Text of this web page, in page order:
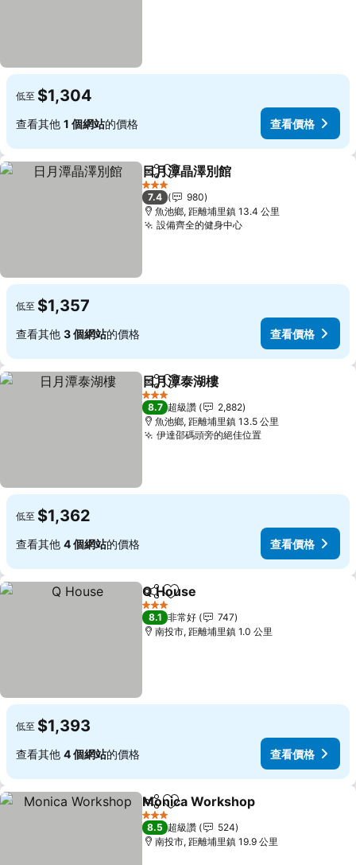
低至 $1,304
查看其他 1 個網站的價格 查看價格
分享 加入我的最愛
日月潭晶澤別館
3 星級
7.4
980
魚池鄉, 距離埔里鎮 13.4 公里
設備齊全的健身中心查看價格
低至 $1,357
查看其他 3 個網站的價格 查看價格
分享 加入我的最愛
日月潭泰湖樓
3 星級
8.7 超級讚
2,882
魚池鄉, 距離埔里鎮 13.5 公里
伊達邵碼頭旁的絕佳位置查看價格
低至 $1,362
查看其他 4 個網站的價格 查看價格
分享 加入我的最愛
Q House
3 星級
8.1 非常好
747
南投市, 距離埔里鎮 1.0 公里
低至 $1,393
查看其他 4 個網站的價格 查看價格
分享 加入我的最愛
Monica Workshop
3 星級
8.5 超級讚
524
南投市, 距離埔里鎮 19.9 公里